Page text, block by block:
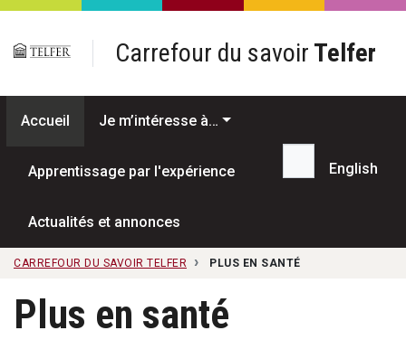
Passer au contenu principal
Carrefour du savoir Telfer
Accueil Je m’intéresse à…
Apprentissage par l'expérience
Actualités et annonces
Recherche...
English
CARREFOUR DU SAVOIR TELFER PLUS EN SANTÉ
Plus en santé